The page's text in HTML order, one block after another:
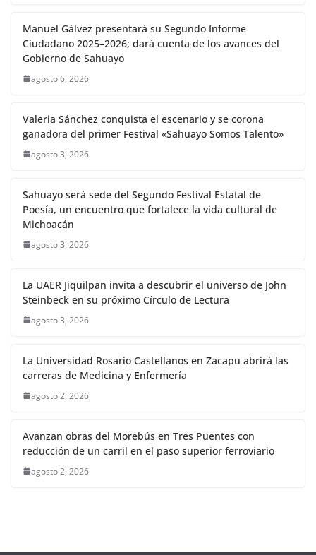
Manuel Gálvez presentará su Segundo Informe
Ciudadano 2025–2026; dará cuenta de los avances del
Gobierno de Sahuayo
agosto 6, 2026
Valeria Sánchez conquista el escenario y se corona
ganadora del primer Festival «Sahuayo Somos Talento»
agosto 3, 2026
Sahuayo será sede del Segundo Festival Estatal de
Poesía, un encuentro que fortalece la vida cultural de
Michoacán
agosto 3, 2026
La UAER Jiquilpan invita a descubrir el universo de John
Steinbeck en su próximo Círculo de Lectura
agosto 3, 2026
La Universidad Rosario Castellanos en Zacapu abrirá las
carreras de Medicina y Enfermería
agosto 2, 2026
Avanzan obras del Morebús en Tres Puentes con
reducción de un carril en el paso superior ferroviario
agosto 2, 2026